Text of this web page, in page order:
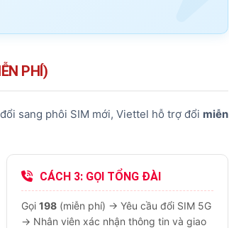
PHÍ)
sang phôi SIM mới, Viettel hỗ trợ đổi miễn
CÁCH 3: GỌI TỔNG ĐÀI
Gọi 198(miễn phí) → Yêu cầu đổi SIM 5G
→ Nhân viên xác nhận thông tin và giao